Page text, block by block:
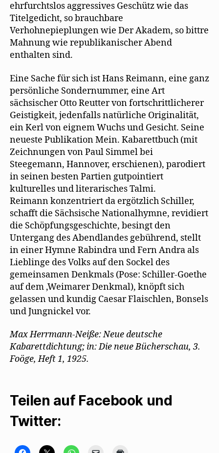
ehrfurchtslos aggressives Geschütz wie das
Titelgedicht, so brauchbare
Verhohnepieplungen wie Der Akadem, so bittre
Mahnung wie republikanischer Abend
enthalten sind.
Eine Sache für sich ist Hans Reimann, eine ganz
persönliche Sondernummer, eine Art
sächsischer Otto Reutter von fortschrittlicherer
Geistigkeit, jedenfalls natürliche Originalität,
ein Kerl von eignem Wuchs und Gesicht. Seine
neueste Publikation Mein. Kabarettbuch (mit
Zeichnungen von Paul Simmel bei
Steegemann, Hannover, erschienen), parodiert
in seinen besten Partien gutpointiert
kulturelles und literarisches Talmi.
Reimann konzentriert da ergötzlich Schiller,
schafft die Sächsische Nationalhymne, revidiert
die Schöpfungsgeschichte, besingt den
Untergang des Abendlandes gebührend, stellt
in einer Hymne Rabindra und Fern Andra als
Lieblinge des Volks auf den Sockel des
gemeinsamen Denkmals (Pose: Schiller-Goethe
auf dem ‚Weimarer Denkmal), knöpft sich
gelassen und kundig Caesar Flaischlen, Bonsels
und Jungnickel vor.
Max Herrmann-Neiße: Neue deutsche
Kabarettdichtung; in: Die neue Bücherschau, 3.
Foöge, Heft 1, 1925.
Teilen auf Facebook und
Twitter: